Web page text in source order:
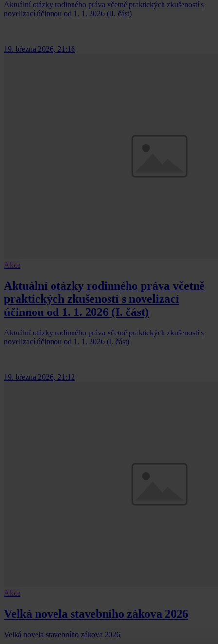
Aktuální otázky rodinného práva včetně praktických zkušeností s
novelizací účinnou od 1. 1. 2026 (II. část)
19. března 2026, 21:16
Akce
Aktuální otázky rodinného práva včetně
praktických zkušeností s novelizací
účinnou od 1. 1. 2026 (I. část)
Aktuální otázky rodinného práva včetně praktických zkušeností s
novelizací účinnou od 1. 1. 2026 (I. část)
19. března 2026, 21:12
Akce
Velká novela stavebního zákova 2026
Velká novela stavebního zákova 2026